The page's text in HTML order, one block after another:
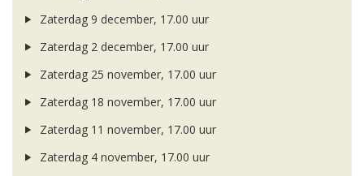
Zaterdag 9 december, 17.00 uur
Zaterdag 2 december, 17.00 uur
Zaterdag 25 november, 17.00 uur
Zaterdag 18 november, 17.00 uur
Zaterdag 11 november, 17.00 uur
Zaterdag 4 november, 17.00 uur